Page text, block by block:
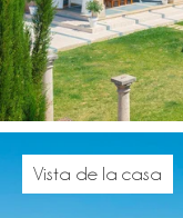
Vista de la casa